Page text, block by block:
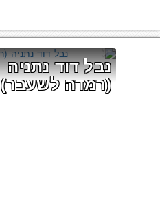
נבל דוד נתניה
(רמדה לשעבר)